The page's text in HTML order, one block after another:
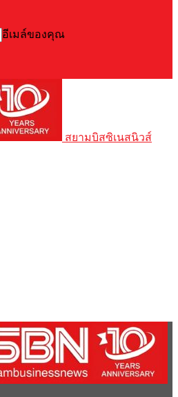
อีเมล์ของคุณ
สยามบิสซิเนสนิวส์